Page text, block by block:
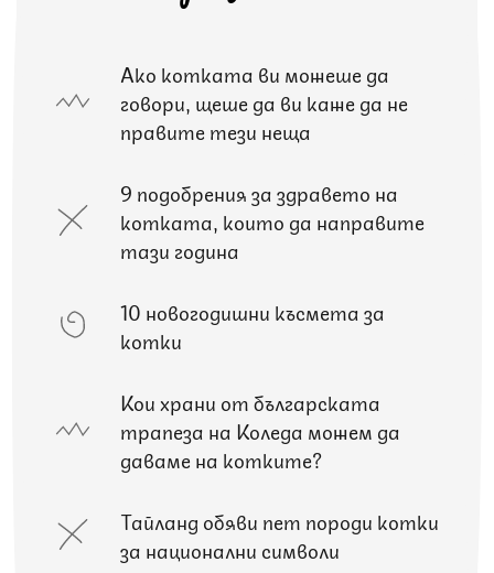
Ако котката ви можеше да
говори, щеше да ви каже да не
правите тези неща
9 подобрения за здравето на
котката, които да направите
тази година
10 новогодишни късмета за
котки
Кои храни от българската
трапеза на Коледа можем да
даваме на котките?
Тайланд обяви пет породи котки
за национални символи